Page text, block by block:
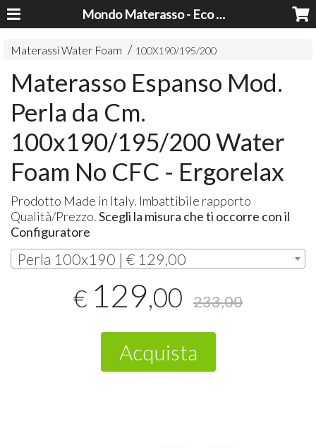
Mondo Materasso - Eco Dreams srl
Materassi Water Foam 100X190/195/200
Materasso Espanso Mod.
Perla da Cm.
100x190/195/200 Water
Foam No CFC - Ergorelax
Prodotto Made in Italy. Imbattibile rapporto
Qualità/Prezzo.Scegli la misura che ti occorre con il
Configuratore
Perla 100x190 | € 129,00
€ 129,00 233,00
Acquista